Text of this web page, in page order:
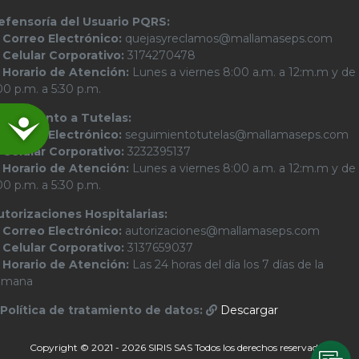
Accesibilidad
del Usuario PQRS:
Correo Electrónico: quejasyreclamos@mallamaseps.com
Celular Corporativo: 3174270478
Horario de Atención: Lunes a viernes 8:00 a.m. a 12:m.m y de
p.m. a 5:30 p.m.
a Tutelas:
Correo Electrónico: seguimientotutelas@mallamaseps.com
Celular Corporativo: 3232395137
Horario de Atención: Lunes a viernes 8:00 a.m. a 12:m.m y de
p.m. a 5:30 p.m.
Hospitalarias:
Correo Electrónico: autorizaciones@mallamaseps.com
Celular Corporativo: 3137659037
Horario de Atención: Las 24 horas del día los 7 días de la
Política de tratamiento de datos:
Descargar
Copyright © 2021 - 2026 SIRIS SAS Todos los derechos reservados.